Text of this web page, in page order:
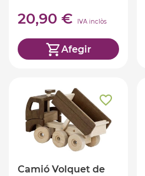
20,90 € IVA inclòs
Afegir
Camió Volquet de